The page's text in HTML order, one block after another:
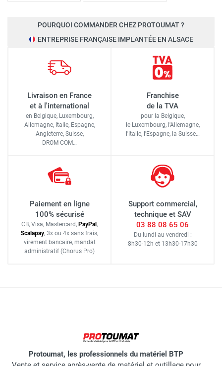
POURQUOI COMMANDER CHEZ PROTOUMAT ?
ENTREPRISE FRANÇAISE IMPLANTÉE EN ALSACE
Livraison en France
et à l'international
en Belgique, Luxembourg,
Allemagne, Italie, Espagne,
Angleterre, Suisse,
DROM-COM…
Franchise
de la TVA
pour la Belgique,
le Luxembourg, l'Allemagne,
l'Italie, l'Espagne, la Suisse…
Paiement en ligne
100% sécurisé
CB, Visa, Mastercard, PayPal,
Scalapay, 3x ou 4x sans frais,
virement bancaire, mandat
administratif (Chorus Pro)
Support commercial,
technique et SAV
03 88 08 65 06
Du lundi au vendredi :
8h30-12h et 13h30-17h30
Protoumat, les professionnels du matériel BTP